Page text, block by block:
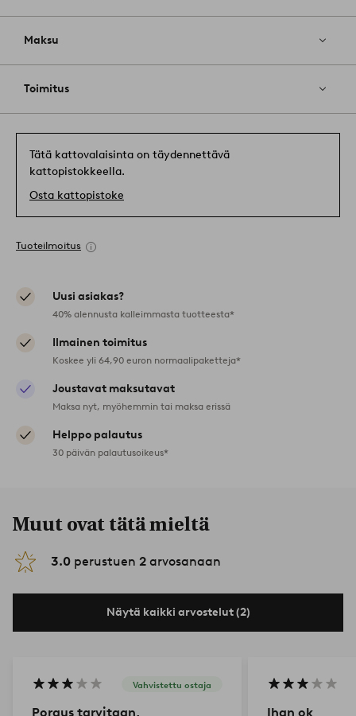
Maksu
Toimitus
Tätä kattovalaisinta on täydennettävä
kattopistokkeella.
Osta kattopistoke
Tuoteilmoitus
Uusi asiakas?
40% alennusta kalleimmasta tuotteesta*
Ilmainen toimitus
Koskee yli 64,90 euron normaalipaketteja*
Joustavat maksutavat
Maksa nyt, myöhemmin tai maksa erissä
Helppo palautus
30 päivän palautusoikeus*
Muut ovat tätä mieltä
3.0 perustuen 2 arvosanaan
Näytä kaikki arvostelut (2)
Vahvistettu ostaja
Poraus tarvitaan, Ihan ok